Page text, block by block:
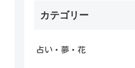
カテゴリー
占い・夢・花